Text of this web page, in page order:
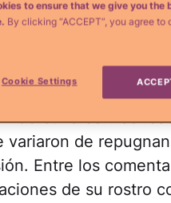
un usuario
una foto de ella en
había publicado su
de burlarse. Las
variaron de
Entre los
de su rostro
to ensure that we give you the
By clicking “ACCEPT”, you agree to
Cookie Settings